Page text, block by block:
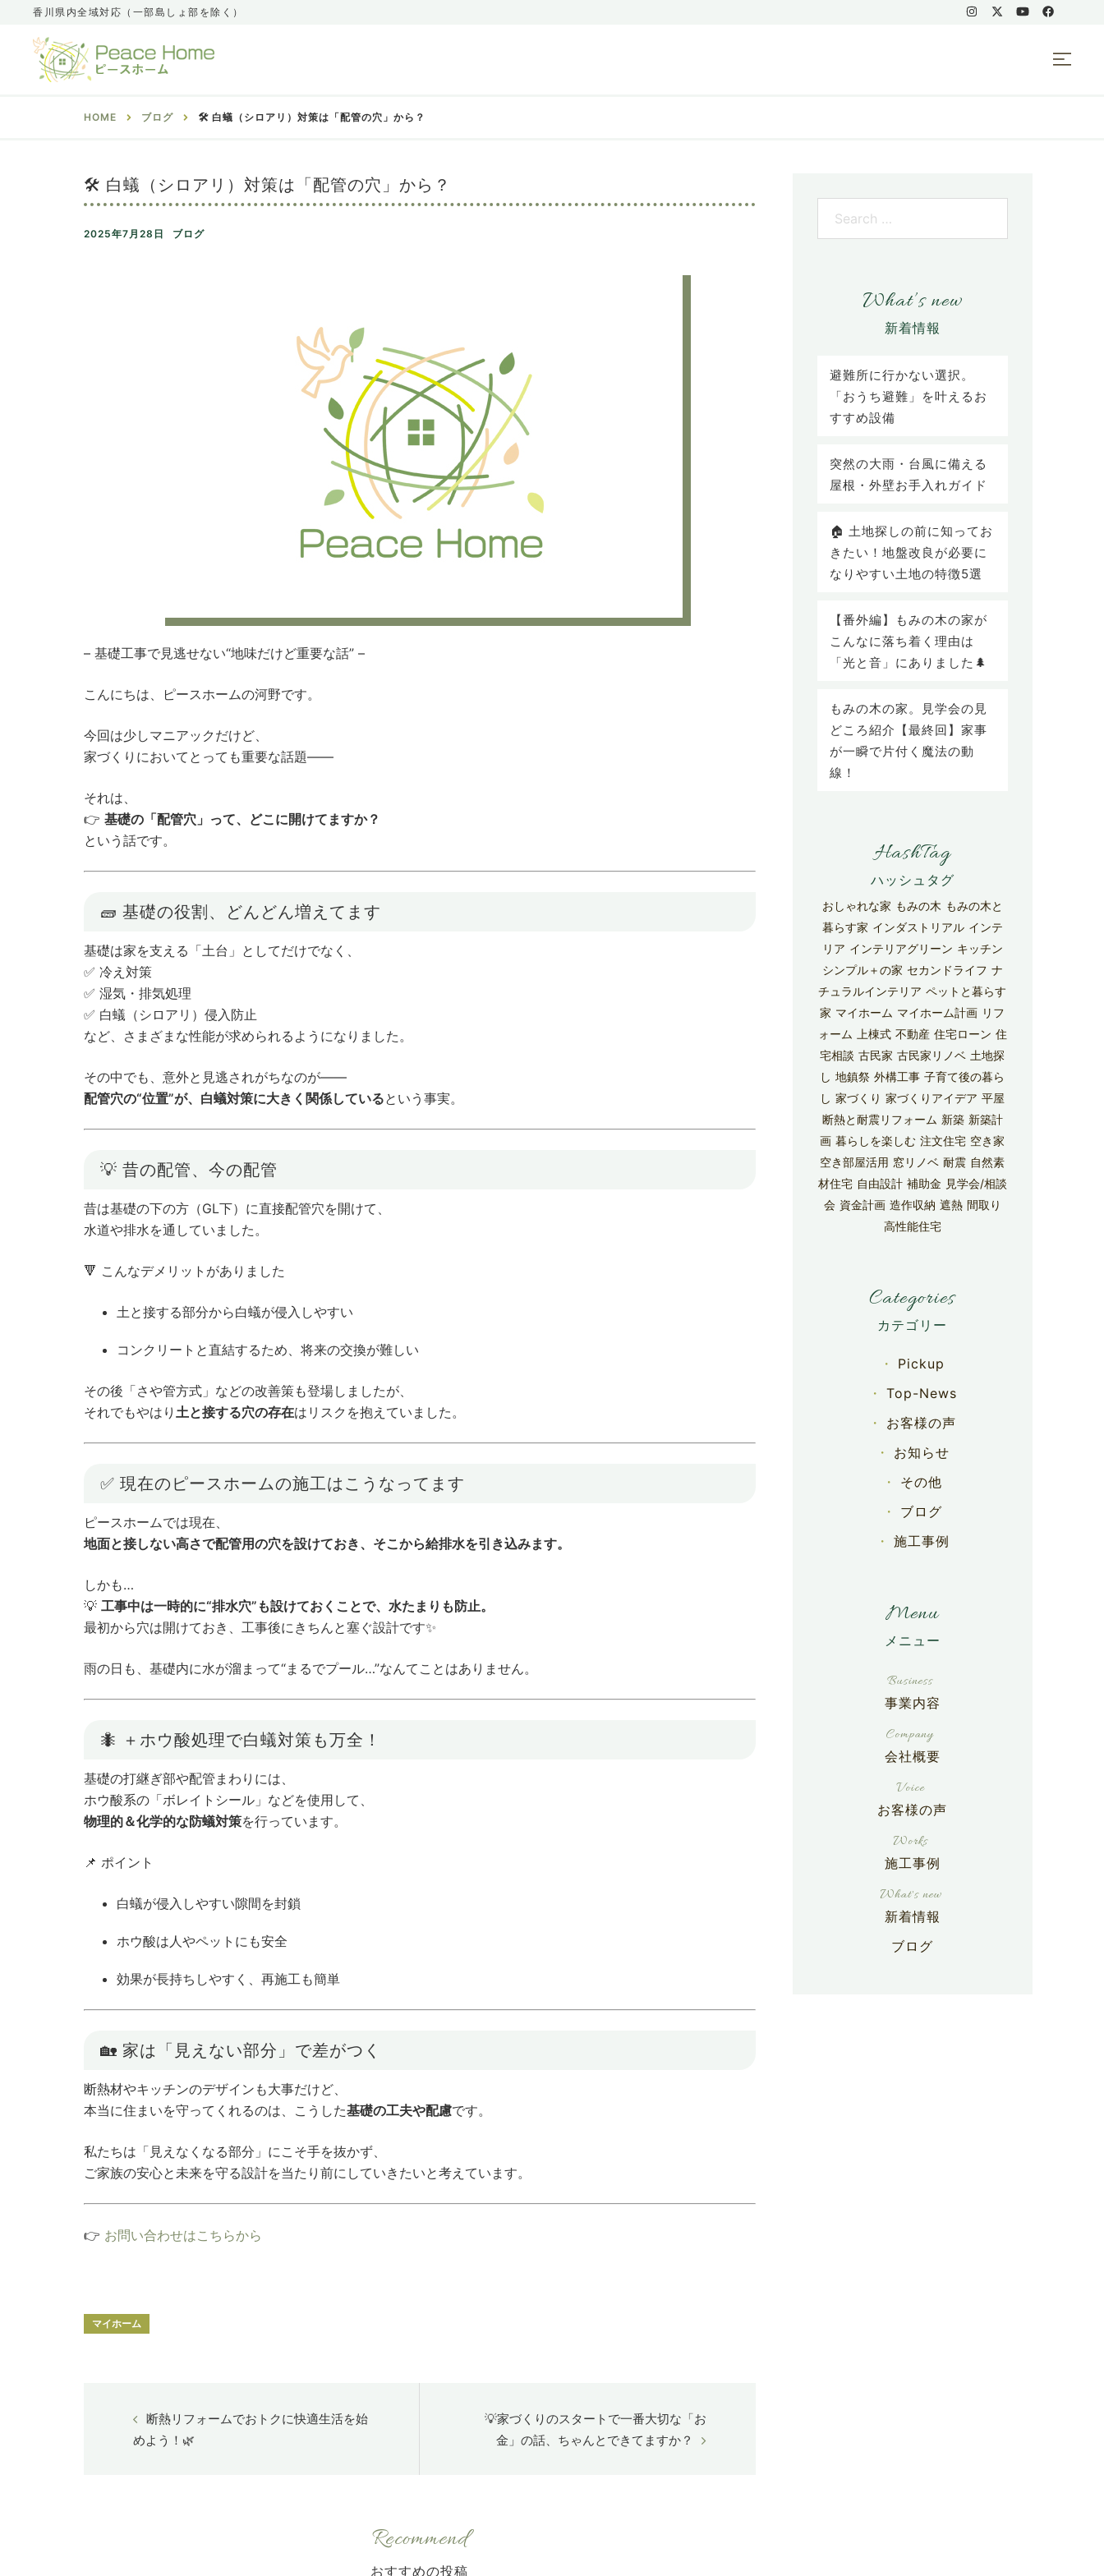
香川県内全域対応（一部島しょ部を除く）
HOME ブログ 🛠️ 白蟻（シロアリ）対策は「配管の穴」から？
🛠️ 白蟻（シロアリ）対策は「配管の穴」から？
2025年7月28日 ブログ
– 基礎工事で見逃せない“地味だけど重要な話” –
こんにちは、ピースホームの河野です。
今回は少しマニアックだけど、
家づくりにおいてとっても重要な話題——
それは、
👉 基礎の「配管穴」って、どこに開けてますか？
という話です。
🧱 基礎の役割、どんどん増えてます
基礎は家を支える「土台」としてだけでなく、
✅ 冷え対策
✅ 湿気・排気処理
✅ 白蟻（シロアリ）侵入防止
など、さまざまな性能が求められるようになりました。
その中でも、意外と見逃されがちなのが——
配管穴の“位置”が、白蟻対策に大きく関係しているという事実。
💡 昔の配管、今の配管
昔は基礎の下の方（GL下）に直接配管穴を開けて、
水道や排水を通していました。
🔻 こんなデメリットがありました
土と接する部分から白蟻が侵入しやすい
コンクリートと直結するため、将来の交換が難しい
その後「さや管方式」などの改善策も登場しましたが、
それでもやはり 土と接する穴の存在はリスクを抱えていました。
✅ 現在のピースホームの施工はこうなってます
ピースホームでは現在、
地面と接しない高さで配管用の穴を設けておき、そこから給排水を引き込みます。
しかも…
💡 工事中は一時的に“排水穴”も設けておくことで、水たまりも防止。
最初から穴は開けておき、工事後にきちんと塞ぐ設計です✨
雨の日も、基礎内に水が溜まって“まるでプール…”なんてことはありません。
🐜 ＋ホウ酸処理で白蟻対策も万全！
基礎の打継ぎ部や配管まわりには、
ホウ酸系の「ボレイトシール」などを使用して、
物理的＆化学的な防蟻対策を行っています。
📌 ポイント
白蟻が侵入しやすい隙間を封鎖
ホウ酸は人やペットにも安全
効果が長持ちしやすく、再施工も簡単
🏡 家は「見えない部分」で差がつく
断熱材やキッチンのデザインも大事だけど、
本当に住まいを守ってくれるのは、こうした基礎の工夫や配慮です。
私たちは「見えなくなる部分」にこそ手を抜かず、
ご家族の安心と未来を守る設計を当たり前にしていきたいと考えています。
👉 お問い合わせはこちらから
マイホーム
断熱リフォームでおトクに快適生活を始
めよう！🌿
💡家づくりのスタートで一番大切な「お
金」の話、ちゃんとできてますか？
Recommend
What’s new
避難所に行かない選択。
「おうち避難」を叶えるお
すすめ設備
突然の大雨・台風に備える
屋根・外壁お手入れガイド
🏠 土地探しの前に知ってお
きたい！地盤改良が必要に
なりやすい土地の特徴5選
【番外編】もみの木の家が
こんなに落ち着く理由は
「光と音」にありました🌲
もみの木の家。見学会の見
どころ紹介【最終回】家事
が一瞬で片付く魔法の動
線！
HashTag
おしゃれな家 もみの木 もみの木と
暮らす家 インダストリアル インテ
リア インテリアグリーン キッチン
シンプル＋の家 セカンドライフ ナ
チュラルインテリア ペットと暮らす
家 マイホーム マイホーム計画 リフ
ォーム
上棟式 不動産 住宅ローン 住
宅相談 古民家 古民家リノベ 土地探
し 地鎮祭 外構工事 子育て後の暮ら
し 家づくり 家づくりアイデア 平屋
断熱と耐震リフォーム 新築 新築計
画 暮らしを楽しむ 注文住宅 空き家
空き部屋活用 窓リノベ 耐震 自然素
材住宅 自由設計 補助金 見学会/相談
会 資金計画 造作収納 遮熱 間取り
高性能住宅
Categories
Pickup
Top-News
お客様の声
お知らせ
その他
ブログ
施工事例
Menu
事業内容
会社概要
お客様の声
施工事例
新着情報
ブログ